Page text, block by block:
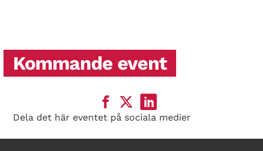
Kommande event
Dela det här eventet på sociala medier